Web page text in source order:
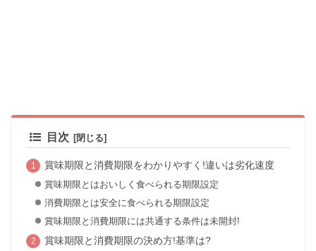
目次
賞味期限と消費期限をわかりやすく!違いは劣化速度
賞味期限とはおいしく食べられる期限設定
消費期限とは安全に食べられる期限設定
賞味期限と消費期限には共通する条件は未開封!
賞味期限と消費期限の決め方!基準は?